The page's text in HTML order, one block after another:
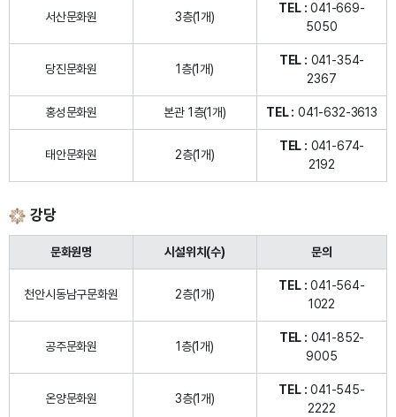
서산문화원 3층(1개)
TEL : 041-669-
5050
당진문화원 1층(1개)
TEL : 041-354-
2367
홍성문화원 본관 1층(1개) TEL : 041-632-3613
태안문화원 2층(1개)
TEL : 041-674-
2192
강당
문화원명 시설위치(수) 문의
천안시동남구문화원 2층(1개)
TEL : 041-564-
1022
공주문화원 1층(1개)
TEL : 041-852-
9005
온양문화원 3층(1개)
TEL : 041-545-
2222